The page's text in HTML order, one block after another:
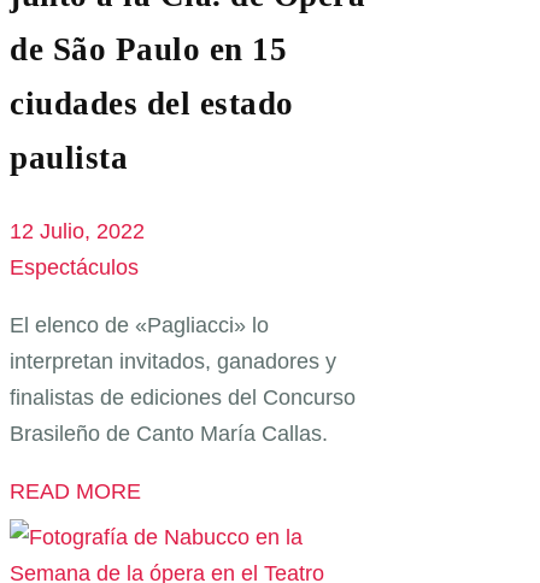
de São Paulo en 15
ciudades del estado
paulista
12 Julio, 2022
Espectáculos
El elenco de «Pagliacci» lo
interpretan invitados, ganadores y
finalistas de ediciones del Concurso
Brasileño de Canto María Callas.
READ MORE